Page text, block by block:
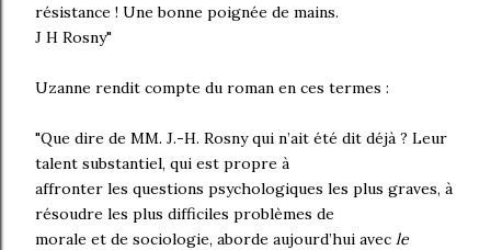
résistance ! Une bonne poignée de mains.
J H Rosny"
Uzanne rendit compte du roman en ces termes :
"Que dire de MM. J.-H. Rosny qui n’ait été dit déjà ? Leur
talent substantiel, qui est propre à
affronter les questions psychologiques les plus graves, à
résoudre les plus difficiles problèmes de
morale et de sociologie, aborde aujourd’hui avec le